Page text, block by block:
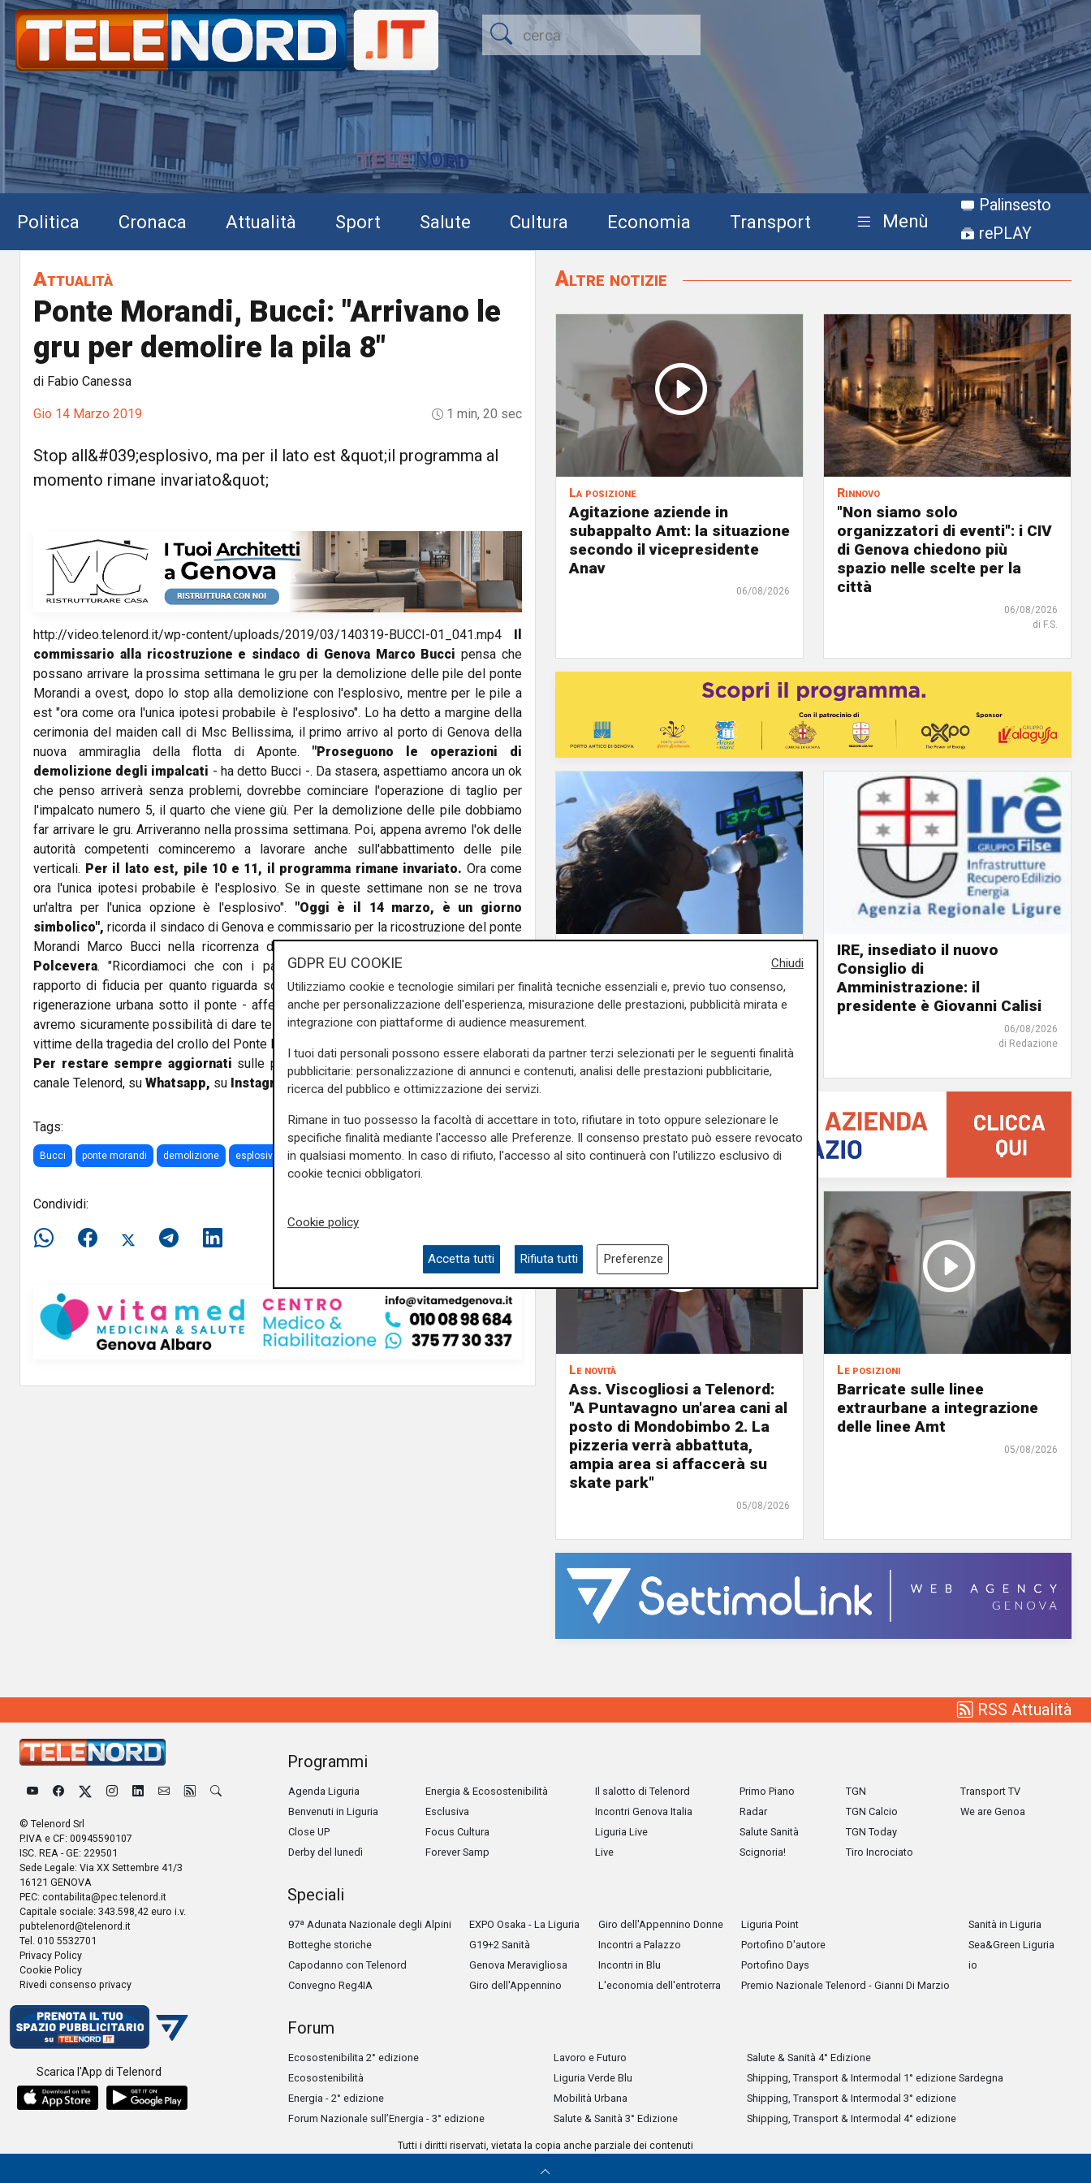
Politica Cronaca Attualità Sport Salute Cultura Economia Transport Menù
Palinsesto
rePLAY
Attualità
Ponte Morandi, Bucci: "Arrivano le
gru per demolire la pila 8"
di Fabio Canessa
Gio 14 Marzo 2019 1 min, 20 sec
Stop all&#039;esplosivo, ma per il lato est &quot;il programma al
momento rimane invariato&quot;
http://video.telenord.it/wp-content/uploads/2019/03/140319-BUCCI-01_041.mp4
commissario alla ricostruzione e sindaco di Genova Marco Buccipensa che
possano arrivare la prossima settimana le gru per la demolizione delle pile del ponte
Morandi a ovest, dopo lo stop alla demolizione con l'esplosivo, mentre per le pile a
est "ora come ora l'unica ipotesi probabile è l'esplosivo". Lo ha detto a margine della
cerimonia del maiden call di Msc Bellissima, il primo arrivo al porto di Genova della
nuova ammiraglia della flotta di Aponte. "Proseguono le operazioni di
demolizione degli impalcati - ha detto Bucci -. Da stasera, aspettiamo ancora un ok
che penso arriverà senza problemi, dovrebbe cominciare l'operazione di taglio per
l'impalcato numero 5, il quarto che viene giù. Per la demolizione delle pile dobbiamo
far arrivare le gru. Arriveranno nella prossima settimana. Poi, appena avremo l'ok delle
autorità competenti cominceremo a lavorare anche sull'abbattimento delle pile
verticali. Per il lato est, pile 10 e 11, il programma rimane invariato. Ora come
ora l'unica ipotesi probabile è l'esplosivo. Se in queste settimane non se ne trova
un'altra per l'unica opzione è l'esplosivo". "Oggi è il 14 marzo, è un giorno
simbolico", ricorda il sindaco di Genova e commissario per la ricostruzione del ponte
Morandi Marco Bucci nella ricorrenza dei7 mesi dal crollo del viadotto sul
Polcevera. "Ricordiamoci che con i parenti delle vittime abbiamo costruito un
rapporto di fiducia per quanto riguarda soprattutto cosa vogliamo fare nelle aree di
rigenerazione urbana sotto il ponte - afferma -. Quindi lì avremo il memoriale, in cui
avremo sicuramente possibilità di dare testimonianza del nostro modo di ricordare le
vittime della tragedia del crollo del Ponte Morandi".
Per restare sempre aggiornati sulle principali notizie sulla Liguria seguiteci sul
canale Telenord, su Whatsapp, su Instagram,suYoutubee su Facebook.
Tags:
Bucci ponte morandi demolizione esplosivo
Condividi:
Altre notizie
La posizione
Agitazione aziende in
subappalto Amt: la situazione
secondo il vicepresidente
Anav
06/08/2026
Rinnovo
"Non siamo solo
organizzatori di eventi": i CIV
di Genova chiedono più
spazio nelle scelte per la
città
06/08/2026
di F.S.
Caldo in Liguria, bollino rosso
anche sabato: settimo giorno
consecutivo
IRE, insediato il nuovo
Consiglio di
Amministrazione: il
presidente è Giovanni Calisi
06/08/2026
di Redazione
Le novità
Ass. Viscogliosi a Telenord:
"A Puntavagno un'area cani al
posto di Mondobimbo 2. La
pizzeria verrà abbattuta,
ampia area si affaccerà su
skate park"
05/08/2026
Le posizioni
Barricate sulle linee
extraurbane a integrazione
delle linee Amt
05/08/2026
RSS Attualità
© Telenord Srl
P.IVA e CF: 00945590107
ISC. REA - GE: 229501
Sede Legale: Via XX Settembre 41/3
16121 GENOVA
PEC: contabilita@pec.telenord.it
Capitale sociale: 343.598,42 euro i.v.
pubtelenord@telenord.it
Tel. 010 5532701
Privacy Policy
Cookie Policy
Rivedi consenso privacy
Scarica l'App di Telenord
Programmi
Agenda Liguria
Benvenuti in Liguria
Close UP
Derby del lunedì
Energia & Ecosostenibilità
Esclusiva
Focus Cultura
Forever Samp
Il salotto di Telenord
Incontri Genova Italia
Liguria Live
Live
Primo Piano
Radar
Salute Sanità
Scignoria!
TGN
TGN Calcio
TGN Today
Tiro Incrociato
Transport TV
We are Genoa
Speciali
97ª Adunata Nazionale degli Alpini
Botteghe storiche
Capodanno con Telenord
Convegno Reg4IA
EXPO Osaka - La Liguria
G19+2 Sanità
Genova Meravigliosa
Giro dell'Appennino
Giro dell'Appennino Donne
Incontri a Palazzo
Incontri in Blu
L'economia dell'entroterra
Liguria Point
Portofino D'autore
Portofino Days
Premio Nazionale Telenord - Gianni Di Marzio
Sanità in Liguria
Sea&Green Liguria
io
Forum
Ecosostenibilita 2° edizione
Ecosostenibilità
Energia - 2° edizione
Forum Nazionale sull’Energia - 3° edizione
Lavoro e Futuro
Liguria Verde Blu
Mobilità Urbana
Salute & Sanità 3° Edizione
Salute & Sanità 4° Edizione
Shipping, Transport & Intermodal 1° edizione Sardegna
Shipping, Transport & Intermodal 3° edizione
Shipping, Transport & Intermodal 4° edizione
Tutti i diritti riservati, vietata la copia anche parziale dei contenuti
Chiudi
GDPR EU COOKIE
Utilizziamo cookie e tecnologie similari per finalità tecniche essenziali e, previo tuo consenso,
anche per personalizzazione dell'esperienza, misurazione delle prestazioni, pubblicità mirata e
integrazione con piattaforme di audience measurement.
I tuoi dati personali possono essere elaborati da partner terzi selezionati per le seguenti finalità
pubblicitarie: personalizzazione di annunci e contenuti, analisi delle prestazioni pubblicitarie,
ricerca del pubblico e ottimizzazione dei servizi.
Rimane in tuo possesso la facoltà di accettare in toto, rifiutare in toto oppure selezionare le
specifiche finalità mediante l'accesso alle Preferenze. Il consenso prestato può essere revocato
in qualsiasi momento. In caso di rifiuto, l'accesso al sito continuerà con l'utilizzo esclusivo di
cookie tecnici obbligatori.
Cookie policy
Accetta tutti Rifiuta tutti Preferenze